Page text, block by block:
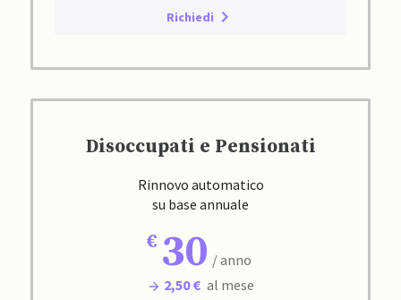
Richiedi
Disoccupati e Pensionati
Rinnovo automatico
su base annuale
30 / anno
2,50 € al mese